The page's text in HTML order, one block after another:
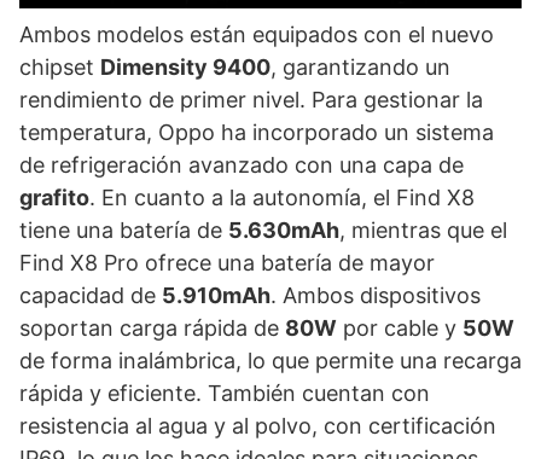
Ambos modelos están equipados con el nuevo
chipset Dimensity 9400, garantizando un
rendimiento de primer nivel. Para gestionar la
temperatura, Oppo ha incorporado un sistema
de refrigeración avanzado con una capa de
grafito. En cuanto a la autonomía, el Find X8
tiene una batería de 5.630mAh, mientras que el
Find X8 Pro ofrece una batería de mayor
capacidad de 5.910mAh. Ambos dispositivos
soportan carga rápida de 80W por cable y 50W
de forma inalámbrica, lo que permite una recarga
rápida y eficiente. También cuentan con
resistencia al agua y al polvo, con certificación